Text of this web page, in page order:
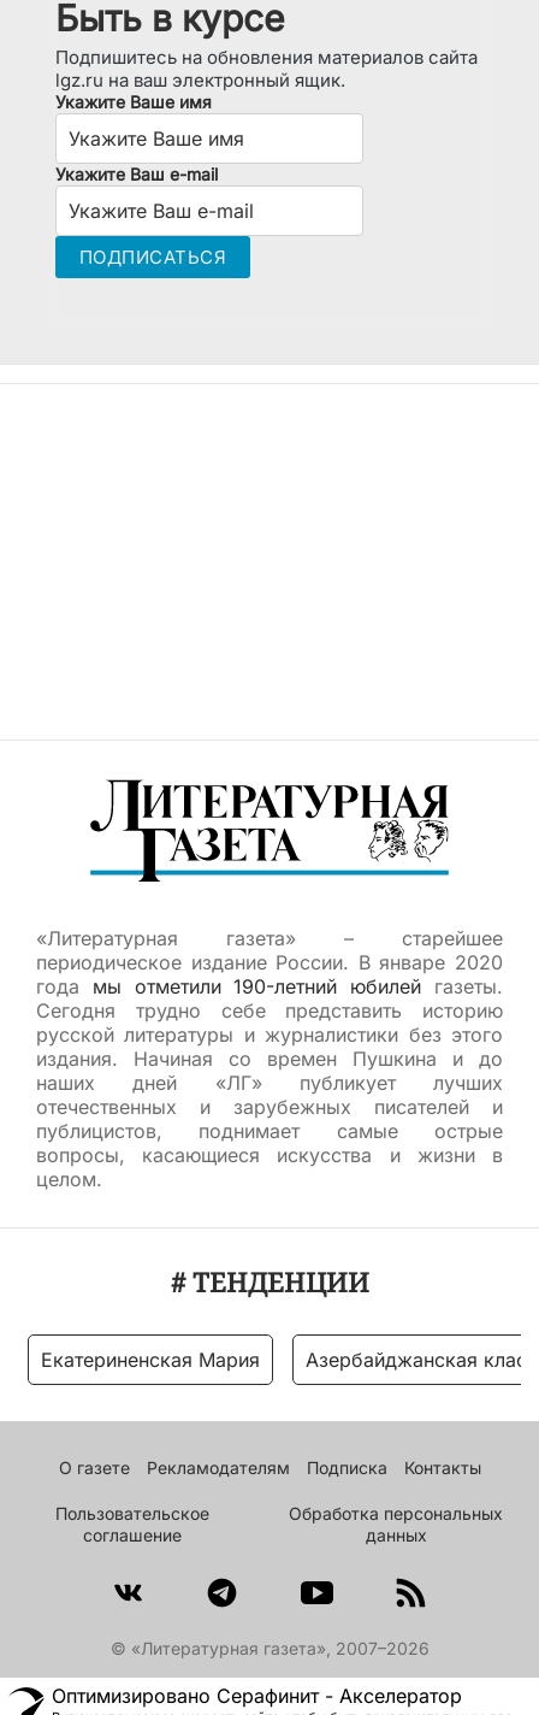
Быть в курсе
Подпишитесь на обновления материалов сайта
lgz.ru на ваш электронный ящик.
Укажите Ваше имя
Укажите Ваш e-mail
«Литературная газета» – старейшее
периодическое издание России. В январе 2020
года мы отметили 190-летний юбилей газеты.
Сегодня трудно себе представить историю
русской литературы и журналистики без этого
издания. Начиная со времен Пушкина и до
наших дней «ЛГ» публикует лучших
отечественных и зарубежных писателей и
публицистов, поднимает самые острые
вопросы, касающиеся искусства и жизни в
целом.
# ТЕНДЕНЦИИ
Екатериненская Мария Азербайджанская
О газете Рекламодателям Подписка Контакты
Пользовательское
соглашение
Обработка персональных
данных
© «Литературная газета», 2007–2026
Оптимизировано Серафинит - Акселератор